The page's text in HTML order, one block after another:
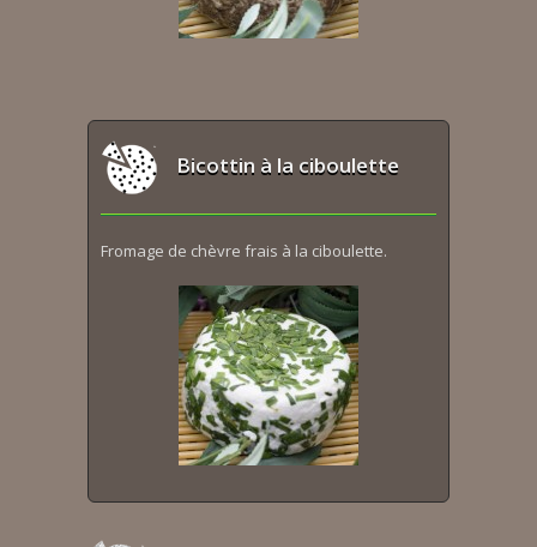
Bicottin à la ciboulette
Fromage de chèvre frais à la ciboulette.